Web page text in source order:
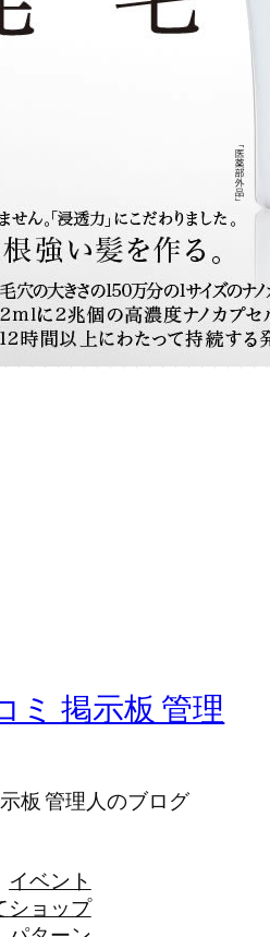
ミ 掲示板 管理
板 管理人のブログ
イベント
ショップ